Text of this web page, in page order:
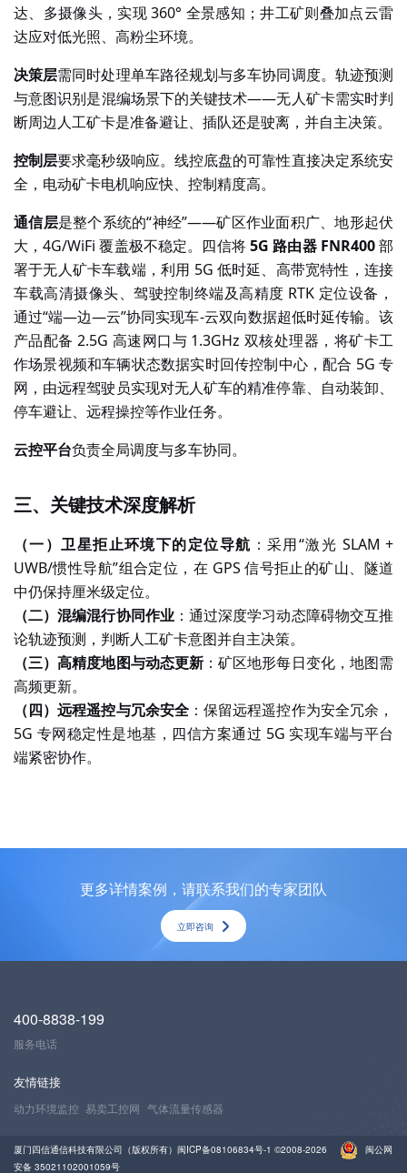
达、多摄像头，实现360° 全景感知；井工矿则叠加点云雷
达应对低光照、高粉尘环境。
决策层需同时处理单车路径规划与多车协同调度。轨迹预测
与意图识别是混编场景下的关键技术——无人矿卡需实时判
断周边人工矿卡是准备避让、插队还是驶离，并自主决策。
控制层要求毫秒级响应。线控底盘的可靠性直接决定系统安
全，电动矿卡电机响应快、控制精度高。
通信层是整个系统的“神经”——矿区作业面积广、地形起伏
大，4G/WiFi 覆盖极不稳定。四信将5G 路由器 FNR400部
署于无人矿卡车载端，利用 5G 低时延、高带宽特性，连接
车载高清摄像头、驾驶控制终端及高精度 RTK 定位设备，
通过“端—边—云”协同实现车-云双向数据超低时延传输。该
产品配备 2.5G 高速网口与 1.3GHz 双核处理器，将矿卡工
作场景视频和车辆状态数据实时回传控制中心，配合 5G 专
网，由远程驾驶员实现对无人矿车的精准停靠、自动装卸、
停车避让、远程操控等作业任务。
云控平台负责全局调度与多车协同。
三、关键技术深度解析
（一）卫星拒止环境下的定位导航 ：采用“激光 SLAM +
UWB/惯性导航”组合定位，在 GPS 信号拒止的矿山、隧道
中仍保持厘米级定位。
（二）混编混行协同作业：通过深度学习动态障碍物交互推
论轨迹预测，判断人工矿卡意图并自主决策。
（三）高精度地图与动态更新 ：矿区地形每日变化，地图需
高频更新。
（四）远程遥控与冗余安全：保留远程遥控作为安全冗余，
5G 专网稳定性是地基，四信方案通过 5G 实现车端与平台
端紧密协作。
更多详情案例，请联系我们的专家团队
立即咨询
400-8838-199
服务电话
友情链接
动力环境监控 易卖工控网 气体流量传感器
厦门四信通信科技有限公司（版权所有） 闽ICP备08106834号-1 ©2008-2026
闽公网
安备 35021102001059号